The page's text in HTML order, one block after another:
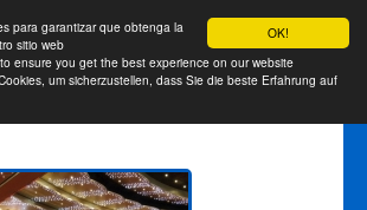
OK!
para garantizar que obtenga la
sitio web
ensure you get the best experience on our website
um sicherzustellen, dass Sie die beste Erfahrung auf